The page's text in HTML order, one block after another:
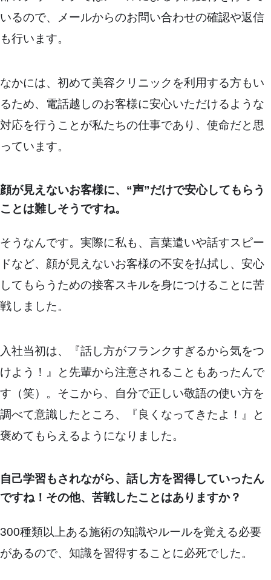
いるので、メールからのお問い合わせの確認や返信
も行います。
なかには、初めて美容クリニックを利用する方もい
るため、電話越しのお客様に安心いただけるような
対応を行うことが私たちの仕事であり、使命だと思
っています。
顔が見えないお客様に、“声”だけで安心してもらう
ことは難しそうですね。
そうなんです。実際に私も、言葉遣いや話すスピー
ドなど、顔が見えないお客様の不安を払拭し、安心
してもらうための接客スキルを身につけることに苦
戦しました。
入社当初は、『話し方がフランクすぎるから気をつ
けよう！』と先輩から注意されることもあったんで
す（笑）。そこから、自分で正しい敬語の使い方を
調べて意識したところ、『良くなってきたよ！』と
褒めてもらえるようになりました。
自己学習もされながら、話し方を習得していったん
ですね！その他、苦戦したことはありますか？
300種類以上ある施術の知識やルールを覚える必要
があるので、知識を習得することに必死でした。